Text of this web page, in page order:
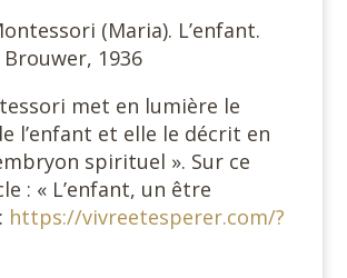
(Maria). L’enfant.
Brouwer, 1936
met en lumière le
l’enfant et elle le décrit en
spirituel ». Sur ce
: « L’enfant, un être
https://vivreetesperer.com/?